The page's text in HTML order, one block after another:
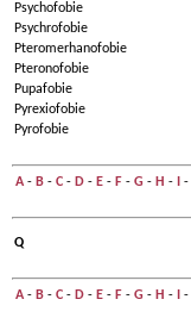
Psychofobie
Psychrofobie
Pteromerhanofobie
Pteronofobie
Pupafobie
Pyrexiofobie
Pyrofobie
A- B- C- D- E- F - G- H - -
Q
A- B- C- D- E- F - G- H - -